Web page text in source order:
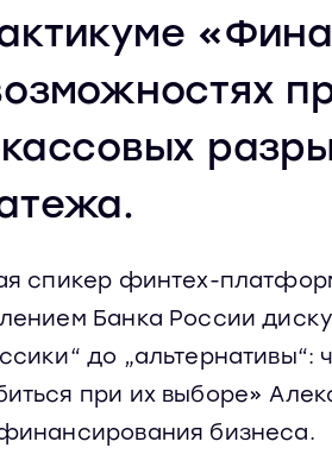
спикер финтех-
Банка России
до
при их выборе»
бизнеса.